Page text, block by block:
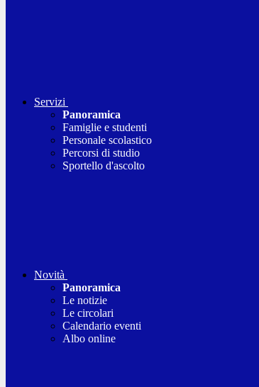
Servizi
Panoramica
Famiglie e studenti
Personale scolastico
Percorsi di studio
Sportello d'ascolto
Novità
Panoramica
Le notizie
Le circolari
Calendario eventi
Albo online